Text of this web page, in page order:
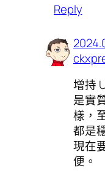
Reply
增持
是實
樣，
都是
現在
便。